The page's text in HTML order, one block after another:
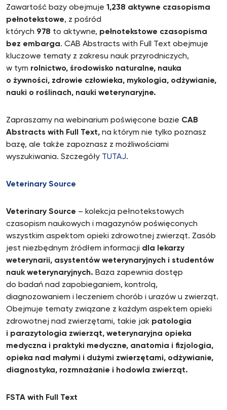
Zawartość bazy obejmuje 1,238 aktywne czasopisma
pełnotekstowe, z pośród
których 978 to aktywne, pełnotekstowe czasopisma
bez embarga. CAB Abstracts with Full Text obejmuje
kluczowe tematy z zakresu nauk przyrodniczych,
w tym rolnictwo, środowisko naturalne, nauka
o żywności, zdrowie człowieka, mykologia, odżywianie,
nauki o roślinach, nauki weterynaryjne.
Zapraszamy na webinarium poświęcone bazie CAB
Abstracts with Full Text, na którym nie tylko poznasz
bazę, ale także zapoznasz z możliwościami
wyszukiwania. Szczegóły TUTAJ.
Veterinary Source
Veterinary Source – kolekcja pełnotekstowych
czasopism naukowych i magazynów poświęconych
wszystkim aspektom opieki zdrowotnej zwierząt. Zasób
jest niezbędnym źródłem informacji dla lekarzy
weterynarii, asystentów weterynaryjnych i studentów
nauk weterynaryjnych. Baza zapewnia dostęp
do badań nad zapobieganiem, kontrolą,
diagnozowaniem i leczeniem chorób i urazów u zwierząt.
Obejmuje tematy związane z każdym aspektem opieki
zdrowotnej nad zwierzętami, takie jak patologia
i parazytologia zwierząt, weterynaryjna opieka
medyczna i praktyki medyczne, anatomia i fizjologia,
opieka nad małymi i dużymi zwierzętami, odżywianie,
diagnostyka, rozmnażanie i hodowla zwierząt.
FSTA with Full Text